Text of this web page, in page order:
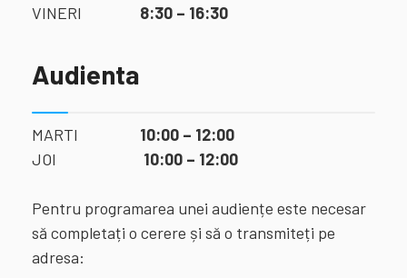
VINERI 8:30 – 16:30
Audienta
MARTI 10:00 – 12:00
JOI 10:00 – 12:00
Pentru programarea unei audiențe este necesar
să completați o cerere și să o transmiteți pe
adresa: